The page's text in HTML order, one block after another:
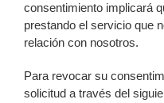
consentimiento implicará
prestando el servicio que
relación con nosotros.
Para revocar su
solicitud a través del